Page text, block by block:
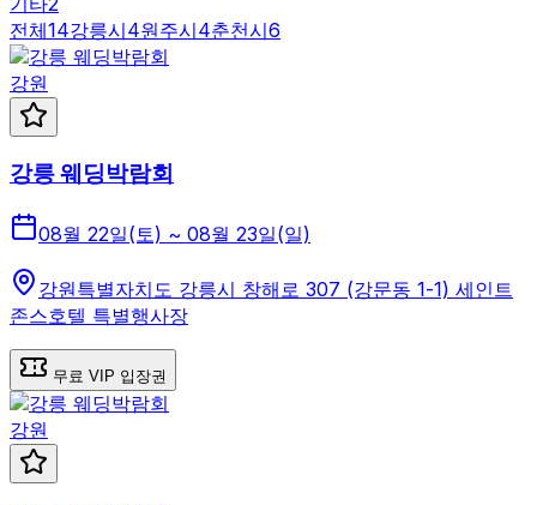
전체14강릉시4원주시4춘천시6
강원
강릉 웨딩박람회
08월 22일(토) ~ 08월 23일(일)
강원특별자치도 강릉시 창해로 307 (강문동 1-1) 세인트
존스호텔 특별행사장
무료 VIP 입장권
강원